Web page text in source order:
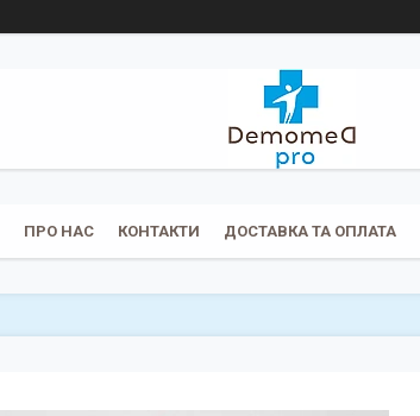
ПРО НАС КОНТАКТИ ДОСТАВКА ТА ОПЛАТА